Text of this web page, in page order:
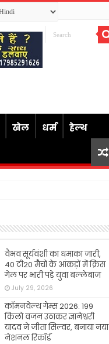
खेल धर्म हेल्थ
वैभव सूर्यवंशी का धमाका जारी,
40 टी20 मैचों के आंकड़ों में क्रिस
गेल पर भारी पड़े युवा बल्लेबाज
July 29, 2026
कॉमनवेल्थ गेम्स 2026: 199
किलो वजन उठाकर ज्ञानेश्वरी
यादव ने जीता सिल्वर, बनाया नया
नेशनल रिकॉर्ड